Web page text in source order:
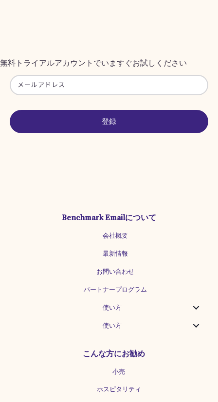
無料トライアルアカウントでいますぐお試しください
登録
Benchmark Emailについて
会社概要
最新情報
お問い合わせ
パートナープログラム
使い方
使い方
こんな方にお勧め
小売
ホスピタリティ